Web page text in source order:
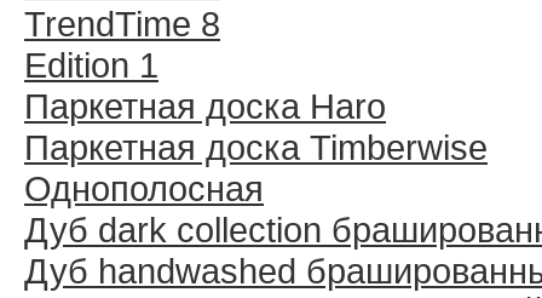
TrendTime 8
Edition 1
Паркетная доска Haro
Паркетная доска Timberwise
Однополосная
Дуб dark collection
Дуб handwashed